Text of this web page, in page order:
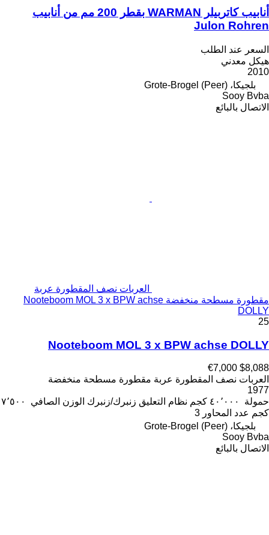
أنابيب كاتربيلر WARMAN بقطر 200 مم من أنابيب
Julon Rohren
السعر عند الطلب
هيكل معدني
2010
بلجيكا، Grote-Brogel (Peer)
Sooy Bvba
الاتصال بالبائع
العربات نصف المقطورة عربة
مقطورة مسطحة منخفضة Nooteboom MOL 3 x BPW achse
DOLLY
25
Nooteboom MOL 3 x BPW achse DOLLY
$8,088
€7,000
العربات نصف المقطورة عربة مقطورة مسطحة منخفضة
1977
حمولة
٤٠٬٠٠٠ كجم نظام التعليق زنبرك/زنبرك الوزن الصافي
٧٬٥٠٠
كجم عدد المحاور 3
بلجيكا، Grote-Brogel (Peer)
Sooy Bvba
الاتصال بالبائع